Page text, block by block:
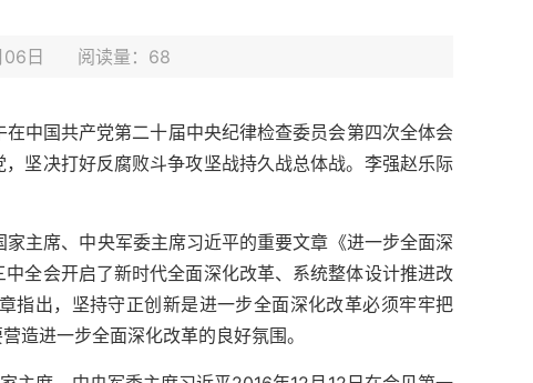
06日 阅读量： 68
中国共产党第二十届中央纪律检查委员会第四次全体会
坚决打好反腐败斗争攻坚战持久战总体战。李强赵乐际
主席、中央军委主席习近平的重要文章《进一步全面深
全会开启了新时代全面深化改革、系统整体设计推进改
指出，坚持守正创新是进一步全面深化改革必须牢牢把
造进一步全面深化改革的良好氛围。